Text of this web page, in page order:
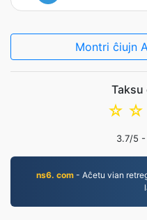
Montri ĉiujn
Taksu
☆
☆
3.7/5 -
ns6. com - Aĉetu vian